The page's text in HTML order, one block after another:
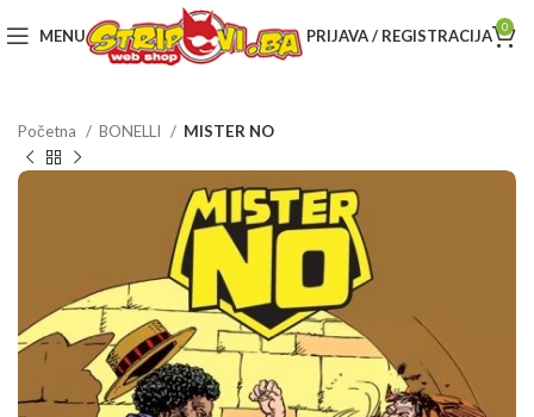
MENU PRIJAVA / REGISTRACIJA 0
Početna BONELLI MISTER NO